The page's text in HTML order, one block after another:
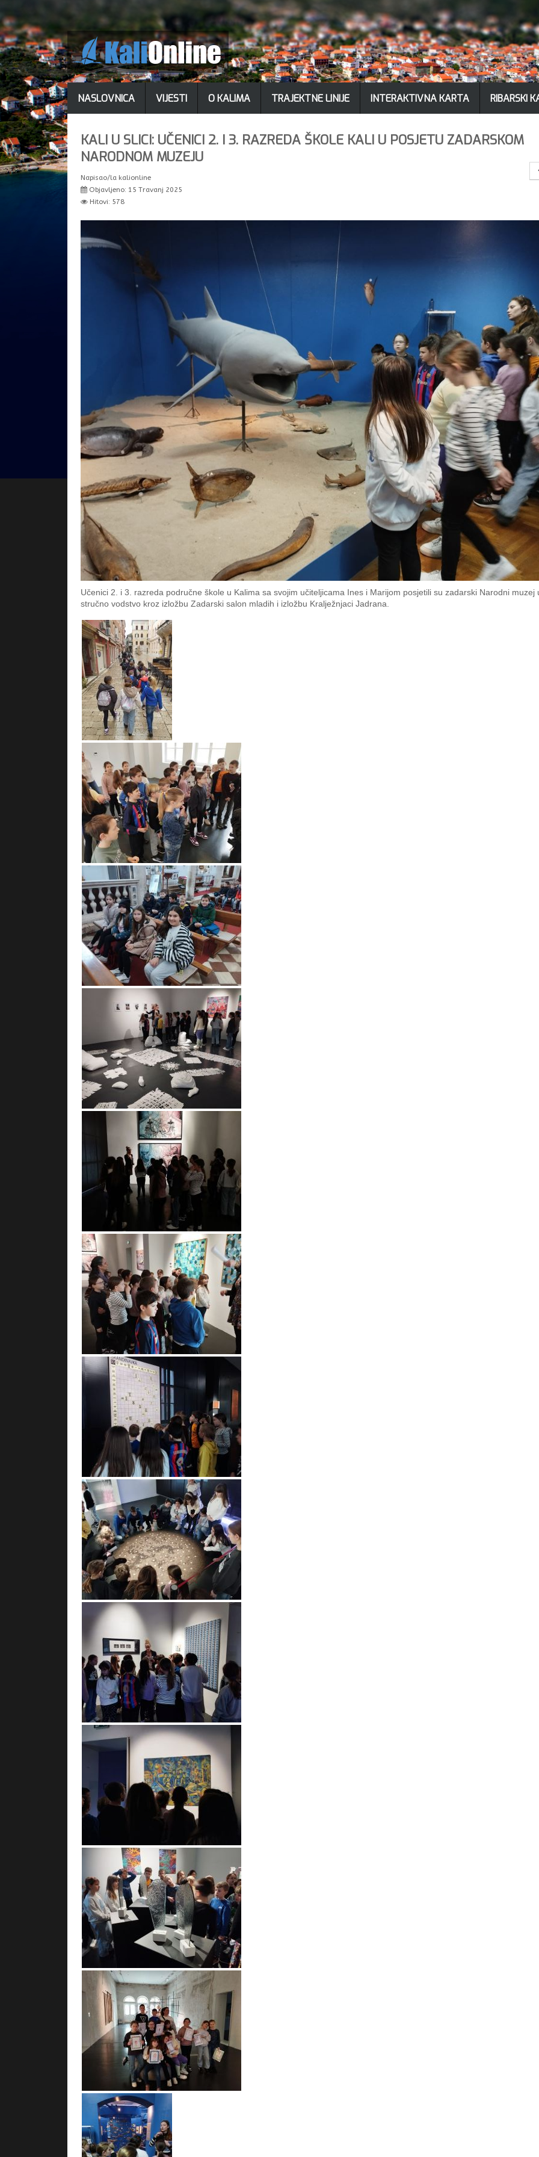
NASLOVNICA VIJESTI O KALIMA TRAJEKTNE LINIJE INTERAKTIVNA KARTA RIBARSKI
KALI U SLICI: UČENICI 2. I 3. RAZREDA ŠKOLE KALI U POSJETU ZADARSKOM
NARODNOM MUZEJU
Napisao/la kalionline
Objavljeno: 15 Travanj 2025
Hitovi: 578
Učenici 2. i 3. razreda područne škole u Kalima sa svojim učiteljicama Ines i Marijom posjetili su zadarski Narodni muzej
stručno vodstvo kroz izložbu Zadarski salon mladih i izložbu Kralježnjaci Jadrana.